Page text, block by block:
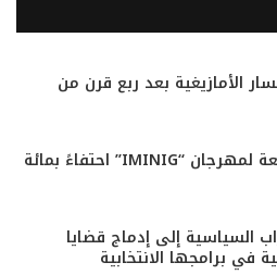
ت
ي
ب
س
ر
م
k
k
ت
س
ب
الأمازيغية بعد ربع قرن من
أكادير تحتضن الدورة الرابعة لمهرجان “IMINIG” احتفاءً بمائة
السياسية إلى إدماج قضايا
في برامجها الانتخابية